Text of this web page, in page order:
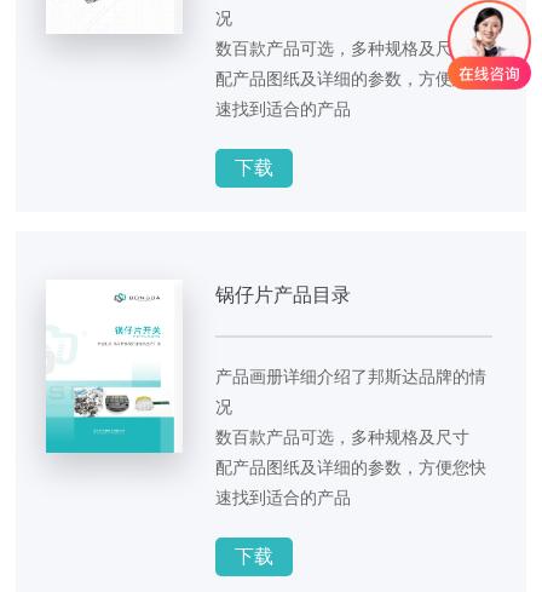
况
数百款产品可选，多种规格及尺寸
配产品图纸及详细的参数，方便您快
速找到适合的产品
下载
锅仔片产品目录
产品画册详细介绍了邦斯达品牌的情
况
数百款产品可选，多种规格及尺寸
配产品图纸及详细的参数，方便您快
速找到适合的产品
下载